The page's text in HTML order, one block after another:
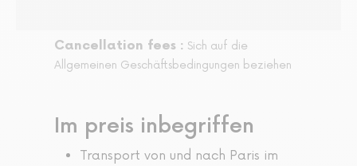
Cancellation fees : Sich auf die
Allgemeinen Geschäftsbedingungen beziehen
Im preis inbegriffen
Transport von und nach Paris im